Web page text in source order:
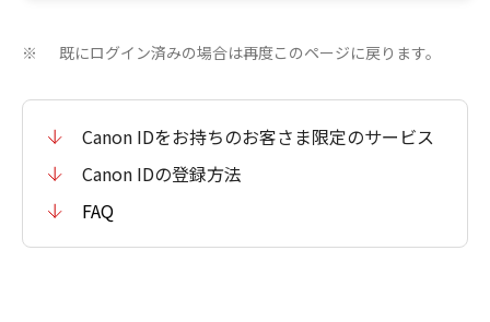
※ 既にログイン済みの場合は再度このページに戻ります。
Canon IDをお持ちのお客さま限定のサービス
Canon IDの登録方法
FAQ